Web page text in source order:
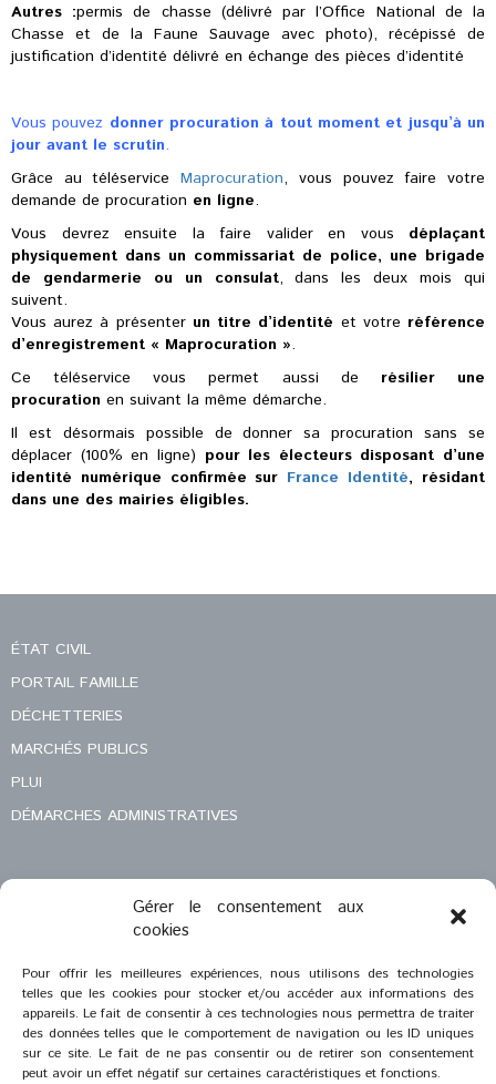
Gérer le consentement aux
cookies
Pour offrir les meilleures expériences, nous utilisons des technologies
telles que les cookies pour stocker et/ou accéder aux informations des
appareils. Le fait de consentir à ces technologies nous permettra de traiter
des données telles que le comportement de navigation ou les ID uniques
sur ce site. Le fait de ne pas consentir ou de retirer son consentement
peut avoir un effet négatif sur certaines caractéristiques et fonctions.
Autres :permis de chasse (délivré par l’Office National de la
Chasse et de la Faune Sauvage avec photo), récépissé de
justification d’identité délivré en échange des pièces d’identité
Vous pouvez donner procuration à tout moment et jusqu’à un
jour avant le scrutin.
Grâce au téléserviceMaprocuration, vous pouvez faire votre
demande de procuration en ligne.
Vous devrez ensuite la faire valider en vous déplaçant
physiquement dans un commissariat de police, une brigade
de gendarmerie ou un consulat, dans les deux mois qui
suivent.
Vous aurez à présenterun titre d’identité et votre référence
d’enregistrement « Maprocuration ».
Ce téléservice vous permet aussi de résilier une
procuration en suivant la même démarche.
Il est désormais possible de donner sa procuration sans se
déplacer (100% en ligne) pour les électeurs disposant d’une
identité numérique confirmée sur France Identité, résidant
dans une des mairies éligibles.
ÉTAT CIVIL
PORTAIL FAMILLE
DÉCHETTERIES
MARCHÉS PUBLICS
PLUI
DÉMARCHES ADMINISTRATIVES
MENTIONS LÉGALES